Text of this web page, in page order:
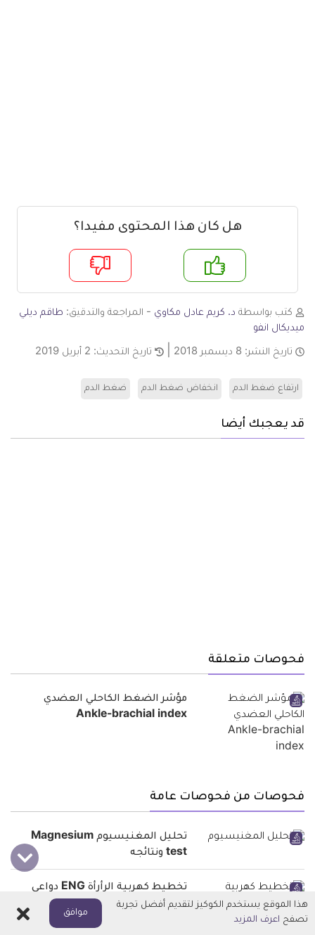
هل كان هذا المحتوى مفيدا؟
لا
كتب بواسطة د. كريم عادل مكاوي - المراجعة والتدقيق: طاقم ديلي
ميديكال انفو
تاريخ النشر: 8 ديسمبر 2018 تاريخ التحديث: 2 أبريل 2019
ارتفاع ضغط الدم انخفاض ضغط الدم ضغط الدم
قد يعجبك أيضا
فحوصات متعلقة
مؤشر الضغط الكاحلي العضدي
Ankle-brachial index
فحوصات من فحوصات عامة
تحليل المغنيسيوم Magnesium
test ونتائجه
تخطيط كهربية الرأرأة ENG دواعي
إجرائه ونتائجه
هذا الموقع يستخدم الكوكيز لتقديم أفضل تجربة
تصفح اعرف المزيد
موافق اغلاق